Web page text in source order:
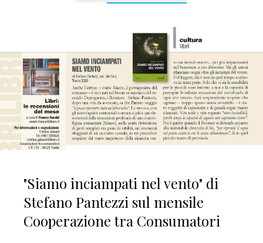
"Siamo inciampati nel vento" di
Stefano Pantezzi sul mensile
Cooperazione tra Consumatori